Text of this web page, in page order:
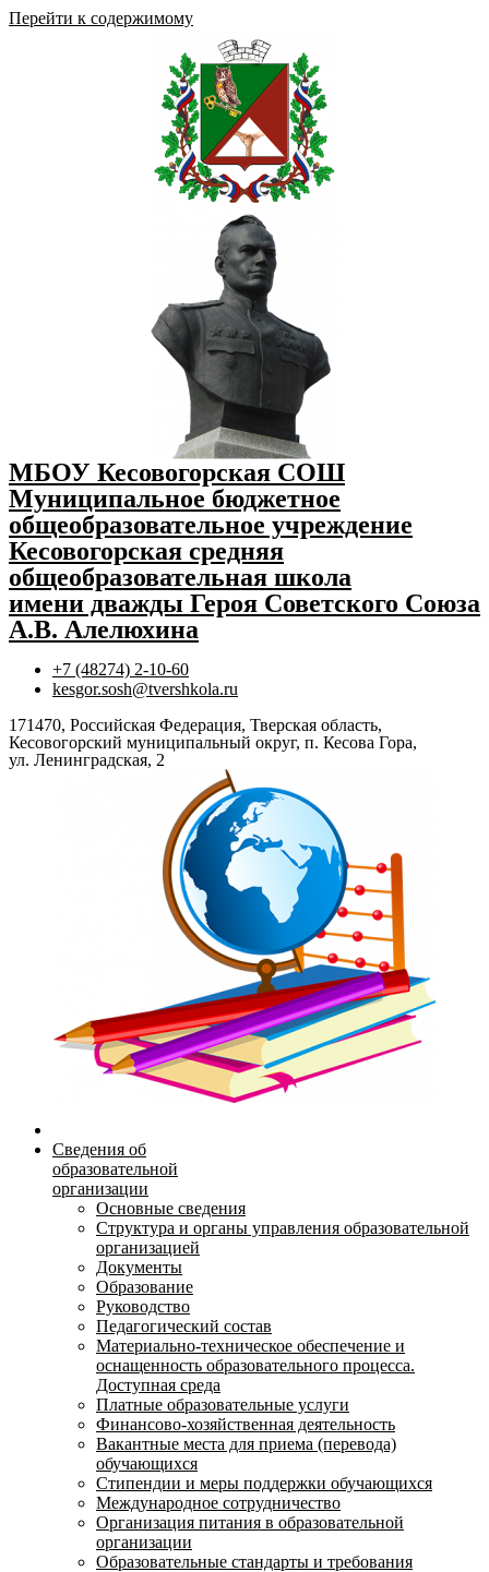
Перейти к содержимому
МБОУ Кесовогорская СОШ
Муниципальное бюджетное
общеобразовательное учреждение
Кесовогорская средняя
общеобразовательная школа
имени дважды Героя Советского Союза
А.В. Алелюхина
+7 (48274) 2-10-60
kesgor.sosh@tvershkola.ru
171470, Российская Федерация, Тверская область,
Кесовогорский муниципальный округ, п. Кесова Гора,
ул. Ленинградская, 2
Сведения об
образовательной
организации
Основные сведения
Структура и органы управления образовательной
организацией
Документы
Образование
Руководство
Педагогический состав
Материально-техническое обеспечение и
оснащенность образовательного процесса.
Доступная среда
Платные образовательные услуги
Финансово-хозяйственная деятельность
Вакантные места для приема (перевода)
обучающихся
Стипендии и меры поддержки обучающихся
Международное сотрудничество
Организация питания в образовательной
организации
Образовательные стандарты и требования